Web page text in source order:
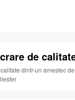
de
dintr-un amestec